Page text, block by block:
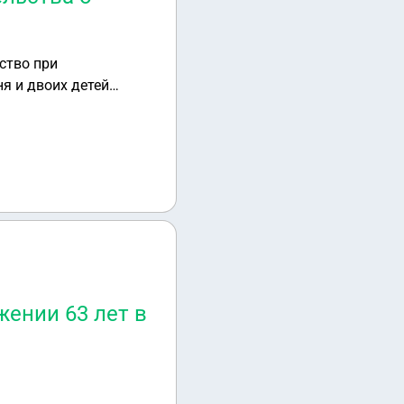
при
и двоих детей
3 объекта
63 лет в